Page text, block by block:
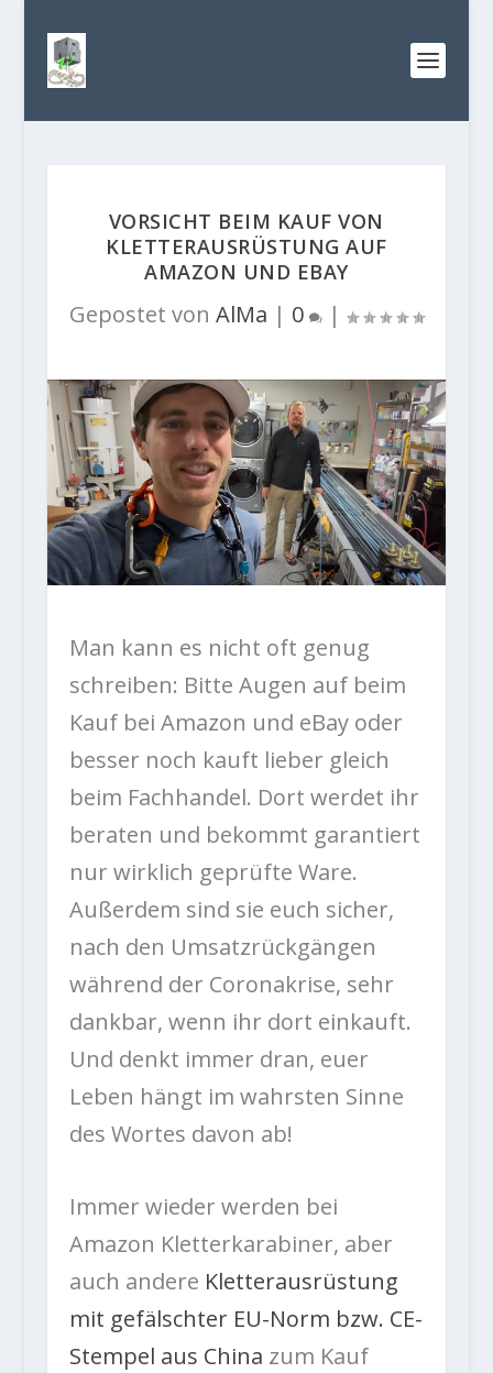
VORSICHT BEIM KAUF VON
KLETTERAUSRÜSTUNG AUF
AMAZON UND EBAY
Gepostet von AlMa | 0 |
Man kann es nicht oft genug
schreiben: Bitte Augen auf beim
Kauf bei Amazon und eBay oder
besser noch kauft lieber gleich
beim Fachhandel. Dort werdet ihr
beraten und bekommt garantiert
nur wirklich geprüfte Ware.
Außerdem sind sie euch sicher,
nach den Umsatzrückgängen
während der Coronakrise, sehr
dankbar, wenn ihr dort einkauft.
Und denkt immer dran, euer
Leben hängt im wahrsten Sinne
des Wortes davon ab!
Immer wieder werden bei
Amazon Kletterkarabiner, aber
auch andere Kletterausrüstung
mit gefälschter EU-Norm bzw. CE-
Stempel aus China zum Kauf